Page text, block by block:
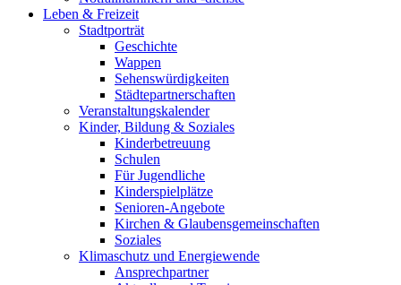
Leben & Freizeit
Stadtporträt
Geschichte
Wappen
Sehenswürdigkeiten
Städtepartnerschaften
Veranstaltungskalender
Kinder, Bildung & Soziales
Kinderbetreuung
Schulen
Für Jugendliche
Kinderspielplätze
Senioren-Angebote
Kirchen & Glaubensgemeinschaften
Soziales
Klimaschutz und Energiewende
Ansprechpartner